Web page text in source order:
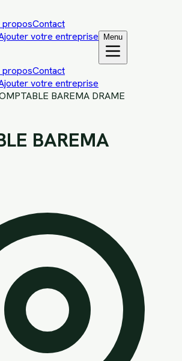
proposContact
votre entreprise Menu
proposContact
votre entreprise
BAREMA DRAME
BAREMA